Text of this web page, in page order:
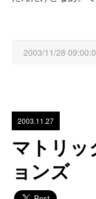
2003/11/28
2003.11.27
マトリッ
ョンズ